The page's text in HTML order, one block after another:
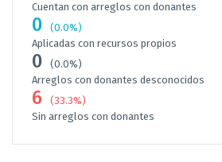
Cuentan con arreglos con donantes
0
(0.0%)
Aplicadas con recursos propios
0
(0.0%)
Arreglos con donantes desconocidos
6
(33.3%)
Sin arreglos con donantes